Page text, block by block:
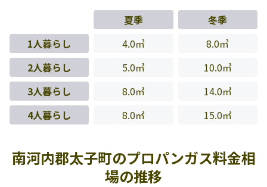
夏季
冬季
1人暮らし
4.0㎥
8.0㎥
2人暮らし
5.0㎥
10.0㎥
3人暮らし
8.0㎥
14.0㎥
4人暮らし
8.0㎥ 15.0㎥
南河内郡太子町のプロパンガス料金相
場の推移